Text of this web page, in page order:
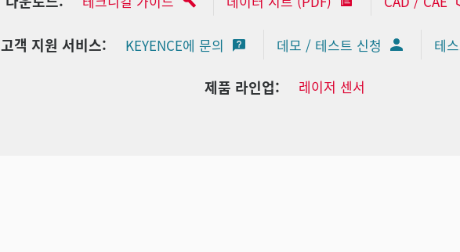
고객 지원 서비스: KEYENCE에 문의 데모 / 테스트 신청 테
제품 라인업: 레이저 센서